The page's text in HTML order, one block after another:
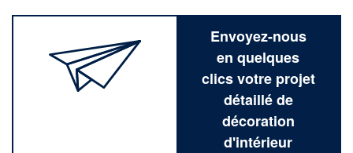
Envoyez-nous
en quelques
clics votre projet
détaillé de
décoration
d'intérieur